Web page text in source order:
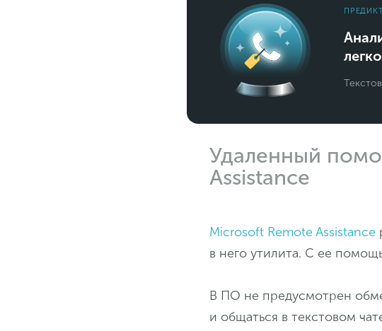
Удаленный
Assistance
Microsoft Remote Assistance
в него утилита. С ее
В ПО не предусмотрен
и общаться в текстовом